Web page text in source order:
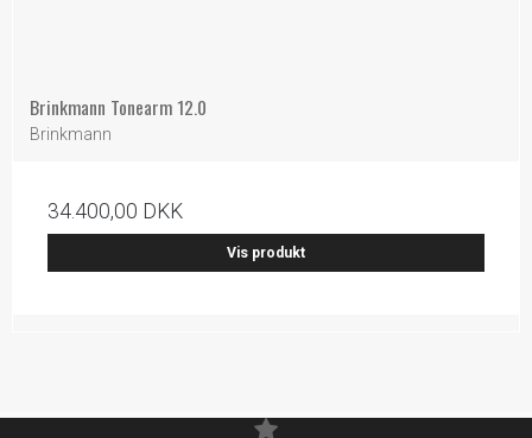
Brinkmann Tonearm 12.0
Brinkmann
34.400,00 DKK
Vis produkt